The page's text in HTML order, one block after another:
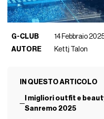
G-CLUB
14 Febbraio
AUTORE
Kettj Talon
IN QUESTO ARTICOLO
I migliori outfit e
Sanremo 2025